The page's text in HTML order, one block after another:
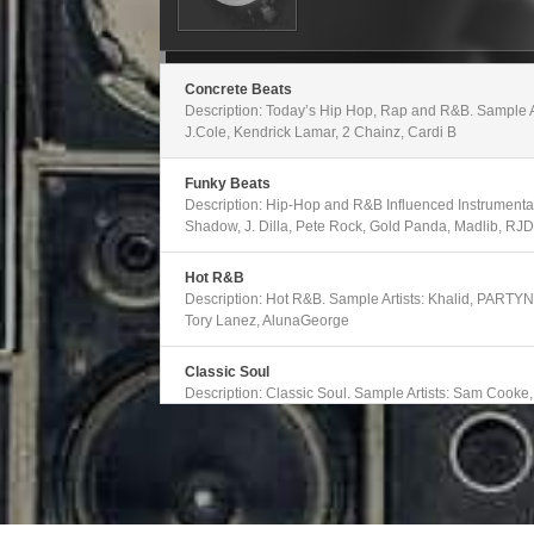
para
aumentar
el
volumen.
Concrete Beats
Description: Today’s Hip Hop, Rap and R&B.
J.Cole, Kendrick Lamar, 2 Chainz, Cardi B
Funky Beats
Description: Hip-Hop and R&B Influenced
Shadow, J. Dilla, Pete Rock, Gold Panda, Madlib,
Hot R&B
Description: Hot R&B. Sample Artists: Khalid,
Tory Lanez, AlunaGeorge
Classic Soul
Description: Classic Soul. Sample Artists: Sam
Marvin Gaye, Solomon Burke, Gladys Knight and the
Description: Emerging and Alternative R&B. Sample
Gallant, Erykah Badu, Majid Jordan, Ledisi, Mabel,